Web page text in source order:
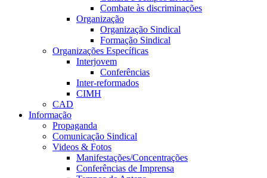
Combate às discriminações
Organização
Organização Sindical
Formação Sindical
Organizações Específicas
Interjovem
Conferências
Inter-reformados
CIMH
CAD
Informação
Propaganda
Comunicação Sindical
Videos & Fotos
Manifestações/Concentrações
Conferências de Imprensa